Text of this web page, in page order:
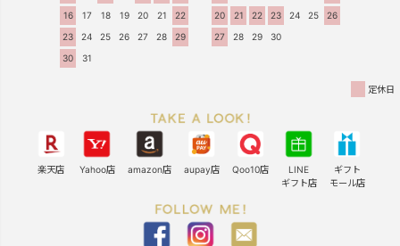
16
17 18 19 20 21
22
23
24 25 26 27 28
29
30
31
20
21 22 23 24 25
26
27
28 29 30
定休日
楽天店 Yahoo店 amazon店 aupay店 Qoo10店
LINE
ギフト店
ギフト
モール店